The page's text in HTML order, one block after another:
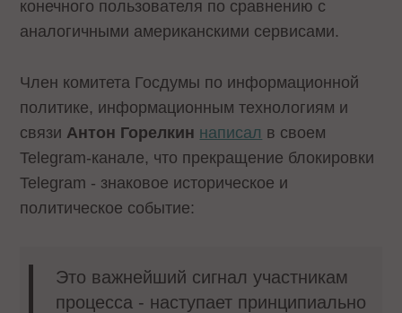
конечного пользователя по сравнению с
аналогичными американскими сервисами.
Член комитета Госдумы по информационной
политике, информационным технологиям и
связи Антон Горелкин написал в своем
Telegram-канале, что прекращение блокировки
Telegram - знаковое историческое и
политическое событие:
Это важнейший сигнал участникам
процесса - наступает принципиально